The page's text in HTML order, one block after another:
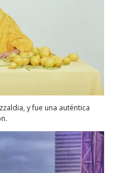
y fue una auténtica